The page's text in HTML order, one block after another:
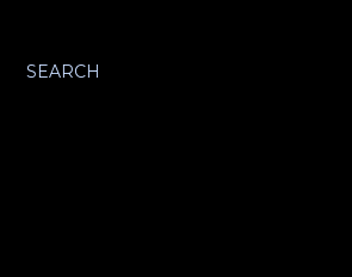
SEARCH